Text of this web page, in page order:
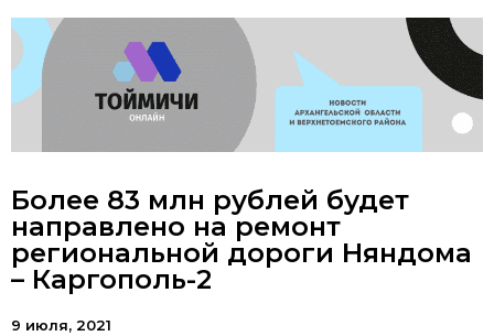
Более 83 млн рублей будет
направлено на ремонт
региональной дороги Няндома
– Каргополь-2
9 июля, 2021